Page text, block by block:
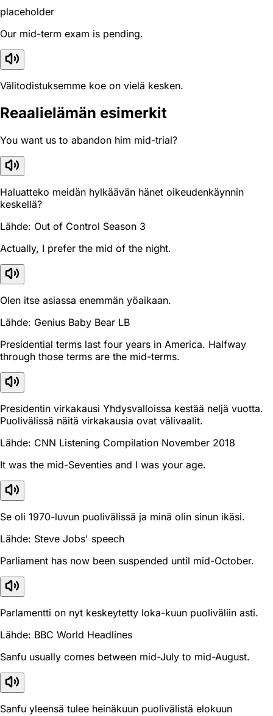
placeholder
Our mid-term exam is pending.
Välitodistuksemme koe on vielä kesken.
Reaali­elämän esimerkit
You want us to abandon him mid-trial?
Haluatteko meidän hylkäävän hänet oikeudenkäynnin
keskellä?
Lähde: Out of Control Season 3
Actually, I prefer the mid of the night.
Olen itse asiassa enemmän yöaikaan.
Lähde: Genius Baby Bear LB
Presidential terms last four years in America. Halfway
through those terms are the mid-terms.
Presidentin virkakausi Yhdysvalloissa kestää neljä vuotta.
Puolivälissä näitä virkakausia ovat välivaalit.
Lähde: CNN Listening Compilation November 2018
It was the mid-Seventies and I was your age.
Se oli 1970-luvun puolivälissä ja minä olin sinun ikäsi.
Lähde: Steve Jobs' speech
Parliament has now been suspended until mid-October.
Parlamentti on nyt keskeytetty loka-kuun puoliväliin asti.
Lähde: BBC World Headlines
Sanfu usually comes between mid-July to mid-August.
Sanfu yleensä tulee heinäkuun puolivälistä elokuun